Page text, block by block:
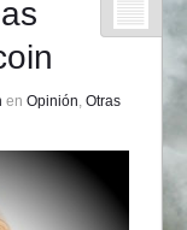
en Opinión, Otras